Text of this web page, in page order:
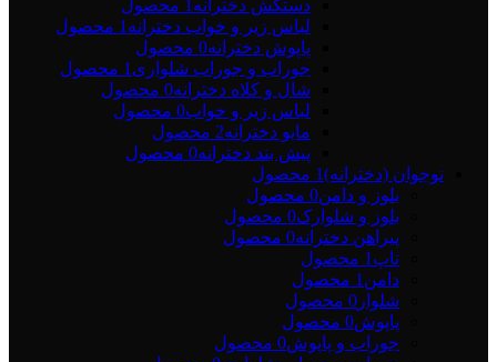
دستکش دخترانه 1 محصول
لباس زیر و خواب دخترانه 1 محصول
پاپوش دخترانه0 محصول
جوراب و جوراب شلواری 1 محصول
شال و کلاه دخترانه0 محصول
لباس زیر و خواب0 محصول
مایو دخترانه2 محصول
پیش بند دخترانه0 محصول
نوجوان (دخترانه)1 محصول
بلوز و دامن0 محصول
بلوز و شلوارک0 محصول
پیراهن دخترانه0 محصول
تاپ 1 محصول
دامن 1 محصول
شلوار 0 محصول
پاپوش0 محصول
جوراب و پاپوش0 محصول